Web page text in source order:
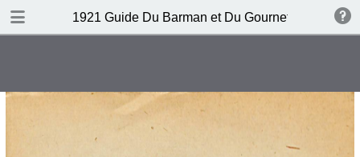
1921 Guide Du Barman et Du Gournet Chic (1ere
DOWNLOAD